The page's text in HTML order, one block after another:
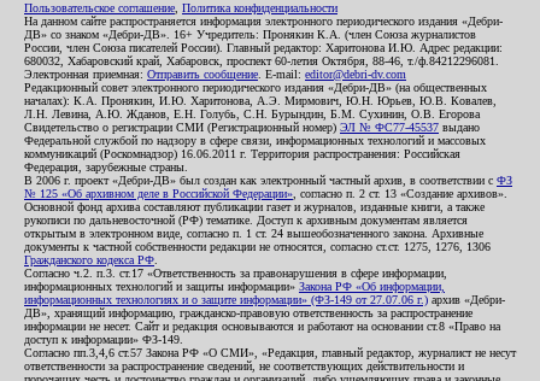
Пользовательское соглашение Политика конфиденциальности
На данном сайте распространяется информация электронного периодического издания «Дебри-
ДВ» со знаком «Дебри-ДВ». 16+ Учредитель: Пронякин К.А. (член Союза журналистов
России, член Союза писателей России). Главный редактор: Харитонова И.Ю. Адрес редакции:
680032, Хабаровский край, Хабаровск, проспект 60-летия Октября, 88-46, т./ф.84212296081.
Электронная приемная: Отправить сообщение . E-mail: editor@debri-dv.com
Редакционный совет электронного периодического издания «Дебри-ДВ» (на общественных
началах): К.А. Пронякин, И.Ю. Харитонова, А.Э. Мирмович, Ю.Н. Юрьев, Ю.В. Ковалев,
Л.Н. Левина, А.Ю. Жданов, Е.Н. Голубь, С.Н. Бурындин, Б.М. Сухинин, О.В. Егорова
Свидетельство о регистрации СМИ (Регистрационный номер) ЭЛ № ФС77-45537 выдано
Федеральной службой по надзору в сфере связи, информационных технологий и массовых
коммуникаций (Роскомнадзор) 16.06.2011 г. Территория распространения: Российская
Федерация, зарубежные страны.
В 2006 г. проект «Дебри-ДВ» был создан как электронный частный архив, в соответствии с ФЗ
№ 125 «Об архивном деле в Российской Федерации» , согласно п. 2 ст. 13 «Создание архивов».
Основной фонд архива составляют публикации газет и журналов, изданные книги, а также
рукописи по дальневосточной (РФ) тематике. Доступ к архивным документам является
открытым в электронном виде, согласно п. 1 ст. 24 вышеобозначенного закона. Архивные
документы к частной собственности редакции не относятся, согласно ст.ст. 1275, 1276, 1306
Гражданского кодекса РФ
Согласно ч.2. п.3. ст.17 «Ответственность за правонарушения в сфере информации,
информационных технологий и защиты информации» Закона РФ «Об информации,
информационных технологиях и о защите информации» (ФЗ-149 от 27.07.06 г.) архив «Дебри-
ДВ», хранящий информацию, гражданско-правовую ответственность за распространение
информации не несет. Сайт и редакция основываются и работают на основании ст.8 «Право на
доступ к информации» ФЗ-149.
Согласно пп.3,4,6 ст.57 Закона РФ «О СМИ», «Редакция, главный редактор, журналист не несут
ответственности за распространение сведений, не соответствующих действительности и